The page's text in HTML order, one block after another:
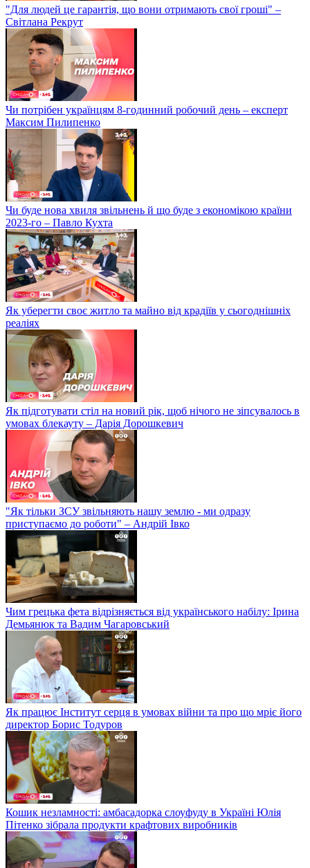
"Для людей це гарантія, що вони отримають свої гроші" –
Світлана Рекрут
Чи потрібен українцям 8-годинний робочий день – експерт
Максим Пилипенко
Чи буде нова хвиля звільнень й що буде з економікою країни
2023-го – Павло Кухта
Як уберегти своє житло та майно від крадіїв у сьогоднішніх
реаліях
Як підготувати стіл на новий рік, щоб нічого не зіпсувалось в
умовах блекауту – Дарія Дорошкевич
"Як тільки ЗСУ звільняють нашу землю - ми одразу
приступаємо до роботи" – Андрій Івко
Чим грецька фета відрізняється від українського набілу: Ірина
Демьянюк та Вадим Чагаровський
Як працює Інститут серця в умовах війни та про що мріє його
директор Борис Тодуров
Кошик незламності: амбасадорка слоуфуду в Україні Юлія
Пітенко зібрала продукти крафтових виробників